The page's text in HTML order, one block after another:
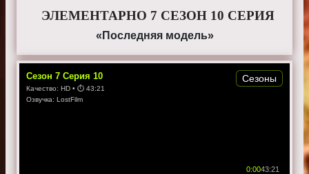
ЭЛЕМЕНТАРНО 7 СЕЗОН 10 СЕРИЯ
«Последняя модель»
Сезон 7 Серия 10
Качество: HD • ⏱ 43:21
Озвучка: LostFilm
0:0043:21
Сезоны